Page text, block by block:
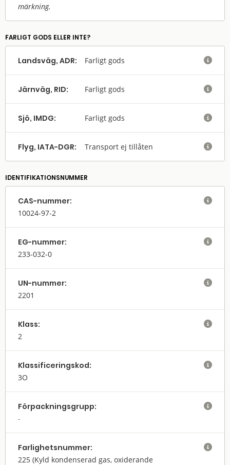
märkning.
FARLIGT GODS ELLER INTE?
Landsväg, ADR: Farligt gods 
Järnväg, RID: Farligt gods 
Sjö, IMDG: Farligt gods 
Flyg, IATA-DGR: Transport ej tillåten 
IDENTIFIKATIONSNUMMER
CAS-nummer:
10024-97-2

EG-nummer:
233-032-0

UN-nummer:
2201

Klass:
2

Klassifi­cerings­kod:
3O

Förpack­nings­grupp: 
Farlighets­nummer:
225 (Kyld kondenserad gas, oxiderande
